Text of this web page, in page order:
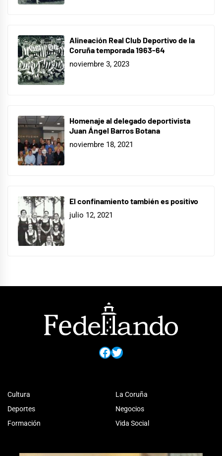
Alineación Real Club Deportivo de la
Coruña temporada 1963-64
noviembre 3, 2023
Homenaje al delegado deportivista
Juan Ángel Barros Botana
noviembre 18, 2021
El confinamiento también es positivo
julio 12, 2021
Facebook
Twitter
Cultura
Deportes
Formación
La Coruña
Negocios
Vida Social